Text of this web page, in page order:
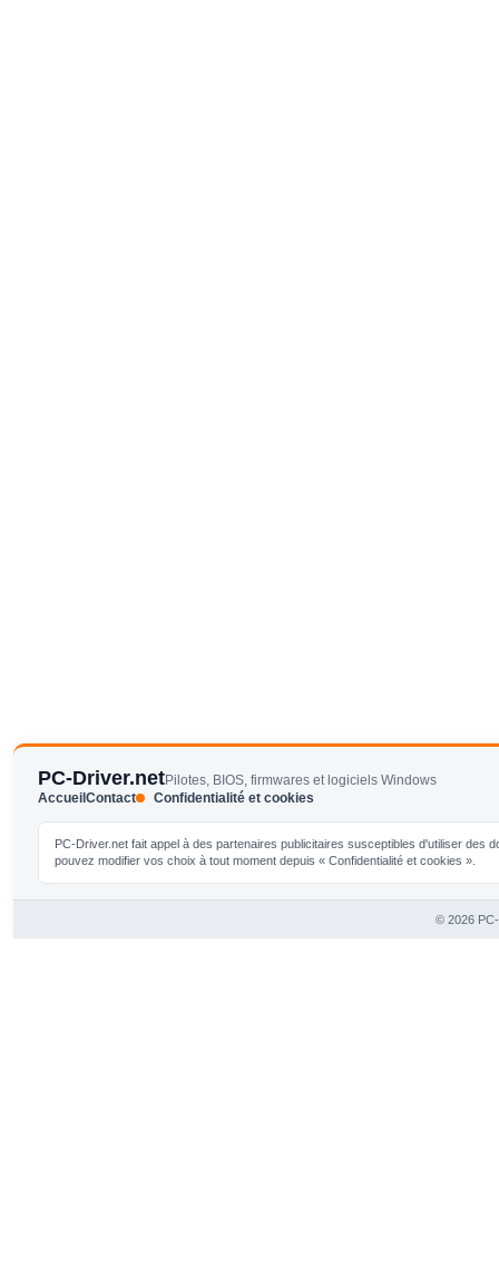
PC-Driver.netPilotes, BIOS, firmwares et logiciels Windows
AccueilContact Confidentialité et cookies
PC-Driver.net fait appel à des partenaires publicitaires susceptibles d'utiliser
pouvez modifier vos choix à tout moment depuis « Confidentialité et cookies ».
© 2026